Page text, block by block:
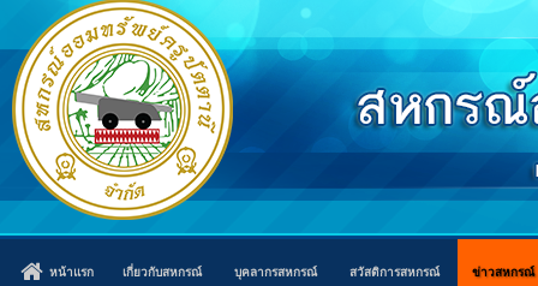
หน้าแรก เกี่ยวกับสหกรณ์ บุคลากรสหกรณ์ สวัสดิการสหกรณ์ ข่าวสหกรณ์